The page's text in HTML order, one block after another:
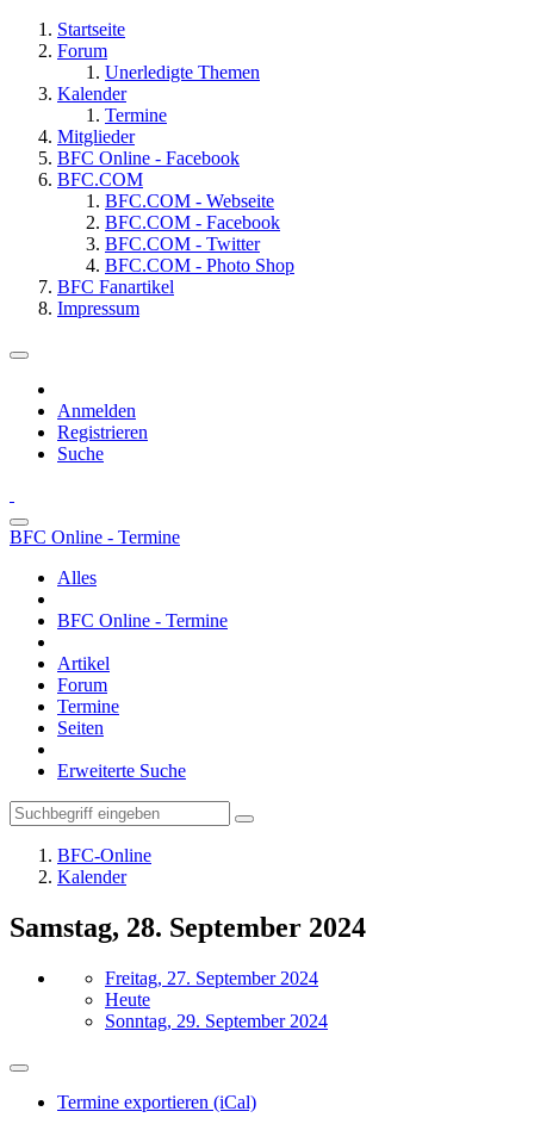
Startseite
Forum
Unerledigte Themen
Kalender
Termine
Mitglieder
BFC Online - Facebook
BFC.COM
BFC.COM - Webseite
BFC.COM - Facebook
BFC.COM - Twitter
BFC.COM - Photo Shop
BFC Fanartikel
Impressum
Anmelden
Registrieren
Suche
BFC Online - Termine
Alles
BFC Online - Termine
Artikel
Forum
Termine
Seiten
Erweiterte Suche
BFC-Online
Kalender
Samstag, 28. September 2024
Freitag, 27. September 2024
Heute
Sonntag, 29. September 2024
Termine exportieren (iCal)